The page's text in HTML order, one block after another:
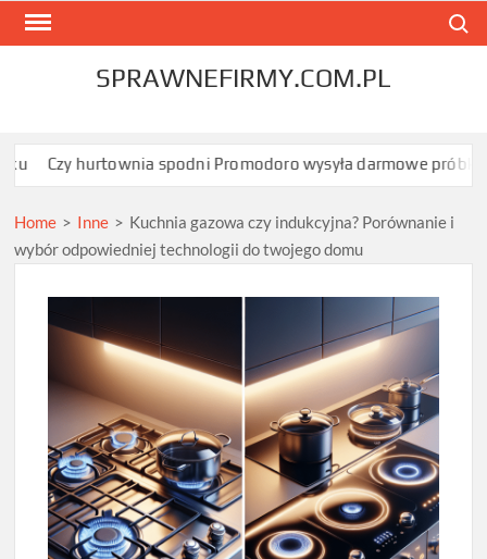
Skip
SPRAWNEFIRMY.COM.PL
spodni Promodoro wysyła darmowe próbki przed
Home > Inne > Kuchnia gazowa czy indukcyjna? Porównanie i
wybór odpowiedniej technologii do twojego domu